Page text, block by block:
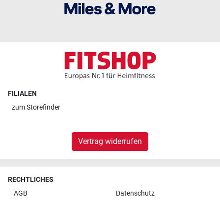
FILIALEN
zumStorefinder
Vertrag widerrufen
RECHTLICHES
AGB
Datenschutz